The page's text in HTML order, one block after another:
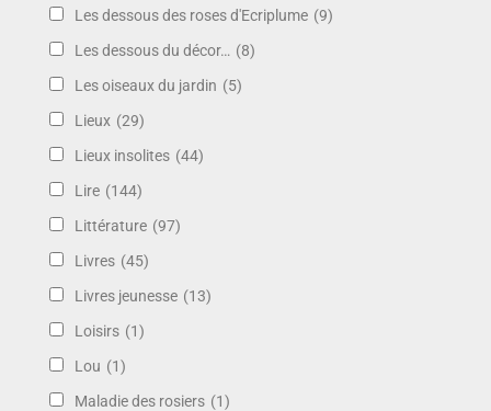
Les dessous des roses d'Ecriplume (9)
Les dessous du décor… (8)
Les oiseaux du jardin (5)
Lieux (29)
Lieux insolites (44)
Lire (144)
Littérature (97)
Livres (45)
Livres jeunesse (13)
Loisirs (1)
Lou (1)
Maladie des rosiers (1)